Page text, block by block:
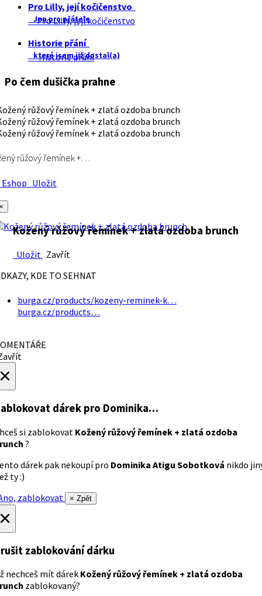
Pro Lilly, její kočičenstvo
Jen pro přátele
Pro Lilly, její kočičenstvo
Historie přání
které jsem již dostal(a)
Historie přání
Po čem dušička prahne
růžový řemínek +…
Uložit
Kožený růžový řemínek + zlatá ozdoba brunch
Uložit Zavřít
KDE TO SEHNAT
burga.cz/products/kozeny-reminek-k…
burga.cz/products…
dárek pro Dominika…
si zablokovat Kožený růžový řemínek + zlatá ozdoba
?
dárek pak nekoupí pro Dominika Atigu Sobotková nikdo
ty :)
zablokovat
× Zpět
zablokování dárku
nechceš mít dárek Kožený růžový řemínek + zlatá ozdoba
zablokovaný?